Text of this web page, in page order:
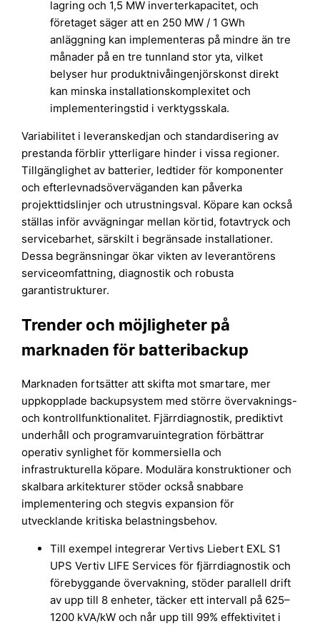
lagring och 1,5 MW inverterkapacitet, och
företaget säger att en 250 MW / 1 GWh
anläggning kan implementeras på mindre än tre
månader på en tre tunnland stor yta, vilket
belyser hur produktnivåingenjörskonst direkt
kan minska installationskomplexitet och
implementeringstid i verktygsskala.
Variabilitet i leveranskedjan och standardisering av
prestanda förblir ytterligare hinder i vissa regioner.
Tillgänglighet av batterier, ledtider för komponenter
och efterlevnadsöverväganden kan påverka
projekttidslinjer och utrustningsval. Köpare kan också
ställas inför avvägningar mellan körtid, fotavtryck och
servicebarhet, särskilt i begränsade installationer.
Dessa begränsningar ökar vikten av leverantörens
serviceomfattning, diagnostik och robusta
garantistrukturer.
Trender och möjligheter på
marknaden för batteribackup
Marknaden fortsätter att skifta mot smartare, mer
uppkopplade backupsystem med större övervaknings-
och kontrollfunktionalitet. Fjärrdiagnostik, prediktivt
underhåll och programvaruintegration förbättrar
operativ synlighet för kommersiella och
infrastrukturella köpare. Modulära konstruktioner och
skalbara arkitekturer stöder också snabbare
implementering och stegvis expansion för
utvecklande kritiska belastningsbehov.
Till exempel integrerar Vertivs Liebert EXL S1
UPS Vertiv LIFE Services för fjärrdiagnostik och
förebyggande övervakning, stöder parallell drift
av upp till 8 enheter, täcker ett intervall på 625–
1200 kVA/kW och når upp till 99% effektivitet i